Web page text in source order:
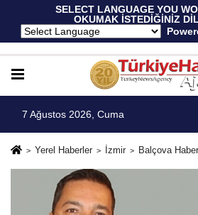
SELECT LANGUAGE YOU
OKUMAK İSTEDİĞİNİZ
7 Ağustos 2026, Cuma
Yerel Haberler İzmir Balçova